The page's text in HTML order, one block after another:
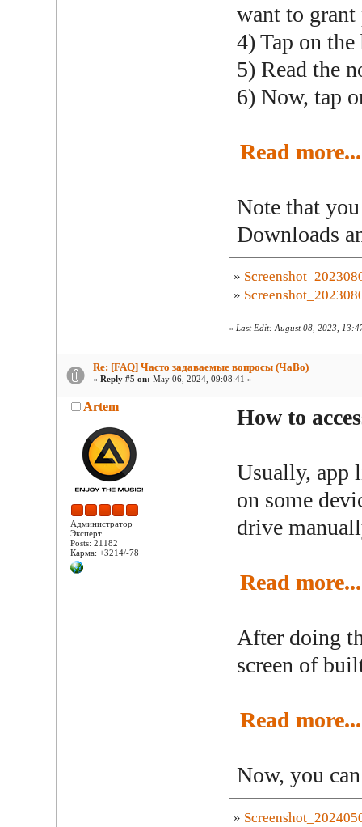
want to
4) Tap on
5) Read the
6) Now, tap
Read more...
Note that
Downloads
»
»
« Last Edit: August 08, 2023,
Re: [FAQ] Часто задаваемые вопросы (ЧаВо)
« Reply #5 on: May 06, 2024, 09:08:41 »
Artem
Администратор
Эксперт
Posts: 21182
Карма: +3214/-78
How to
Usually, app
on some
drive
Read more...
After doing
screen of
Read more...
Now, you
»